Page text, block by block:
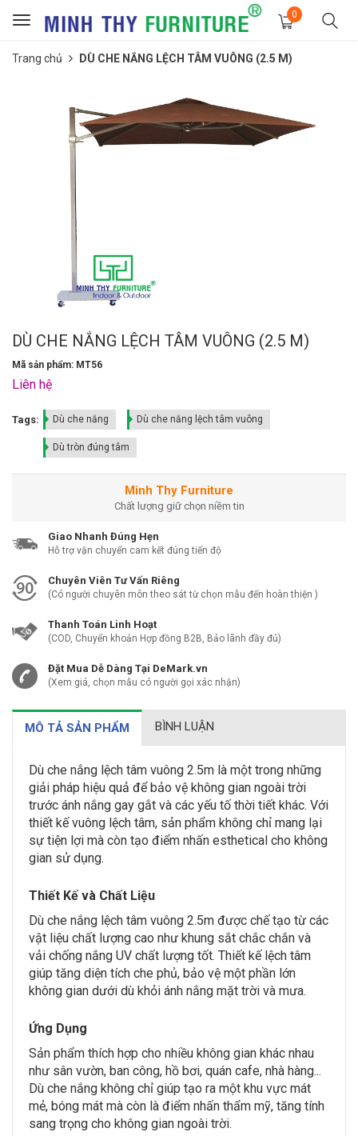
Toggle
0
Trang chủ DÙ CHE NẮNG LỆCH TÂM VUÔNG (2.5 M)
DÙ CHE NẮNG LỆCH TÂM VUÔNG (2.5 M)
Mã sản phẩm: MT56
Liên hệ
Tags: Dù che nắng Dù che nắng lệch tâm vuông
Dù tròn đúng tâm
Minh Thy Furniture
Chất lượng giữ chọn niềm tin
Giao Nhanh Đúng Hẹn
Hỗ trợ vận chuyển cam kết đúng tiến độ
Chuyên Viên Tư Vấn Riêng
(Có người chuyên môn theo sát từ chọn mẫu đến hoàn thiện )
Thanh Toán Linh Hoạt
(COD, Chuyển khoản Hợp đồng B2B, Bảo lãnh đầy đủ)
Đặt Mua Dễ Dàng Tại DeMark.vn
(Xem giá, chọn mẫu có người gọi xác nhận)
MÔ TẢ SẢN PHẨM BÌNH LUẬN
Dù che nắng lệch tâm vuông 2.5m là một trong những
giải pháp hiệu quả để bảo vệ không gian ngoài trời
trước ánh nắng gay gắt và các yếu tố thời tiết khác. Với
thiết kế vuông lệch tâm, sản phẩm không chỉ mang lại
sự tiện lợi mà còn tạo điểm nhấn esthetical cho không
gian sử dụng.
Thiết Kế và Chất Liệu
Dù che nắng lệch tâm vuông 2.5m được chế tạo từ các
vật liệu chất lượng cao như khung sắt chắc chắn và
vải chống nắng UV chất lượng tốt. Thiết kế lệch tâm
giúp tăng diện tích che phủ, bảo vệ một phần lớn
không gian dưới dù khỏi ánh nắng mặt trời và mưa.
Ứng Dụng
Sản phẩm thích hợp cho nhiều không gian khác nhau
như sân vườn, ban công, hồ bơi, quán cafe, nhà hàng...
Dù che nắng không chỉ giúp tạo ra một khu vực mát
mẻ, bóng mát mà còn là điểm nhấn thẩm mỹ, tăng tính
sang trọng cho không gian ngoài trời.